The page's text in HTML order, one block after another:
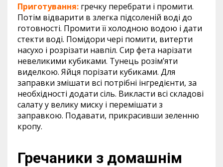
Приготування: гречку перебрати і промити.
Потім відварити в злегка підсоленій воді до
готовності. Промити її холодною водою і дати
стекти воді. Помідори чері помити, витерти
насухо і розрізати навпіл. Сир фета нарізати
невеликими кубиками. Тунець розім’яти
виделкою. Яйця порізати кубиками. Для
заправки змішати всі потрібні інгредієнти, за
необхідності додати сіль. Викласти всі складові
салату у велику миску і перемішати з
заправкою. Подавати, прикрасивши зеленню
кропу.
Гречаники з домашнім